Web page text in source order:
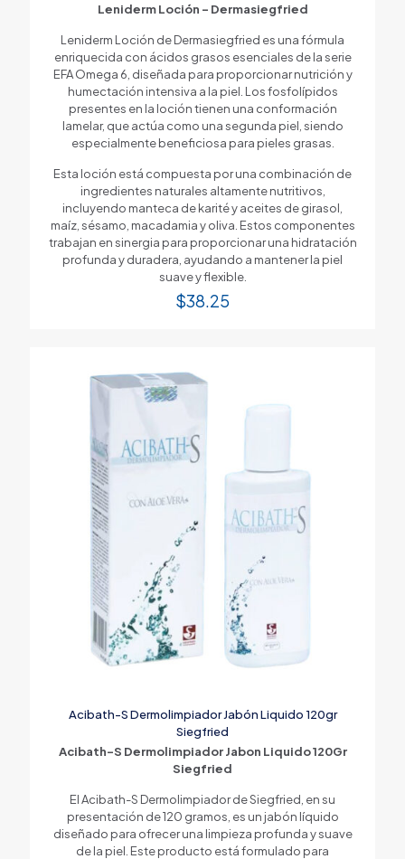
Leniderm Loción – Dermasiegfried
Leniderm Loción de Dermasiegfried es una fórmula
enriquecida con ácidos grasos esenciales de la serie
EFA Omega 6, diseñada para proporcionar nutrición y
humectación intensiva a la piel. Los fosfolípidos
presentes en la loción tienen una conformación
lamelar, que actúa como una segunda piel, siendo
especialmente beneficiosa para pieles grasas.
Esta loción está compuesta por una combinación de
ingredientes naturales altamente nutritivos,
incluyendo manteca de karité y aceites de girasol,
maíz, sésamo, macadamia y oliva. Estos componentes
trabajan en sinergia para proporcionar una hidratación
profunda y duradera, ayudando a mantener la piel
suave y flexible.
$38.25
Acibath-S Dermolimpiador Jabón Liquido 120gr
Siegfried
Acibath-S Dermolimpiador Jabon Liquido 120Gr
Siegfried
El Acibath-S Dermolimpiador de Siegfried, en su
presentación de 120 gramos, es un jabón líquido
diseñado para ofrecer una limpieza profunda y suave
de la piel. Este producto está formulado para